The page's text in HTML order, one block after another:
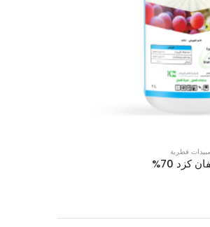
مبيدات فطرية
كزد 70%